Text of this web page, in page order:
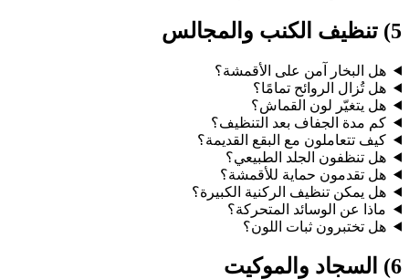
5) تنظيف الكنب والمجالس
هل البخار آمن على الأقمشة؟
هل تُزال الروائح تمامًا؟
هل يتغيّر لون القماش؟
كم مدة الجفاف بعد التنظيف؟
كيف تتعاملون مع البقع القديمة؟
هل تنظفون الجلد الطبيعي؟
هل تقدمون حماية للأقمشة؟
هل يمكن تنظيف الركنية الكبيرة؟
ماذا عن الوسائد المتحركة؟
هل تختبرون ثبات اللون؟
6) السجاد والموكيت